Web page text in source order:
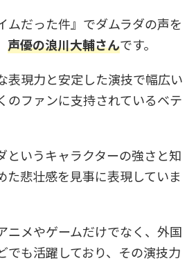
ムだった件』でダムラダの声を
声優の浪川大輔さんです。
表現力と安定した演技で幅広い
のファンに支持されているベテ
というキャラクターの強さと知
た悲壮感を見事に表現していま
ニメやゲームだけでなく、外国
でも活躍しており、その演技力